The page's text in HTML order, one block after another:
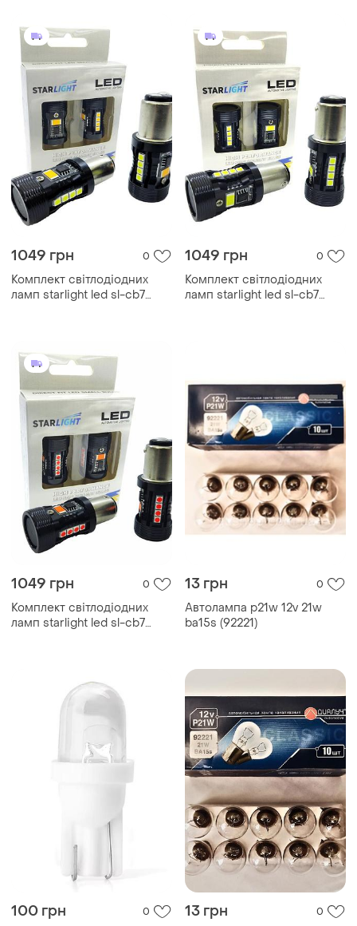
1049 грн 0
Комплект світлодіодних
ламп starlight led sl-cb7
1049 грн 0
Комплект світлодіодних
ламп starlight led sl-cb7
1049 грн 0
Комплект світлодіодних
ламп starlight led sl-cb7
13 грн 0
Автолампа p21w 12v 21w
ba15s (92221)
100 грн 0 13 грн 0